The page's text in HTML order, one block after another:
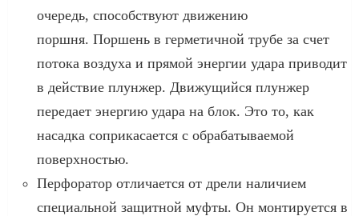
очередь, способствуют движению
поршня. Поршень в герметичной трубе за счет
потока воздуха и прямой энергии удара приводит
в действие плунжер. Движущийся плунжер
передает энергию удара на блок. Это то, как
насадка соприкасается с обрабатываемой
поверхностью.
Перфоратор отличается от дрели наличием
специальной защитной муфты. Он монтируется в